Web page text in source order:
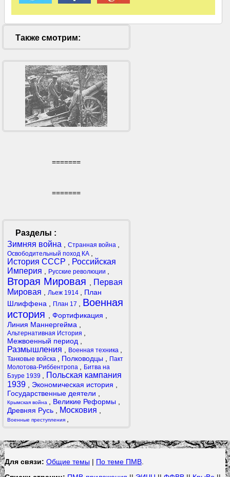
Также смотрим:
=======
=======
Разделы :
Зимняя война , Странная война ,
Освободительный поход КА ,
История СССР , Российская
Империя , Русские революции ,
Вторая Мировая , Первая
Мировая , Льеж 1914 , План
Шлиффена , План 17 , Военная
история , Фортификация ,
Линия Маннергейма ,
Альтернативная История ,
Межвоенный период ,
Размышления , Военная техника ,
Танковые войска , Полководцы , Пакт
Молотова-Риббентропа , Битва на
Бзуре 1939 , Польская кампания
1939 , Экономическая история ,
Государственные деятели ,
Крымская война , Великие Реформы ,
Древняя Русь , Московия ,
Военные преступления ,
Для связи: Общие темы | По теме ПМВ.